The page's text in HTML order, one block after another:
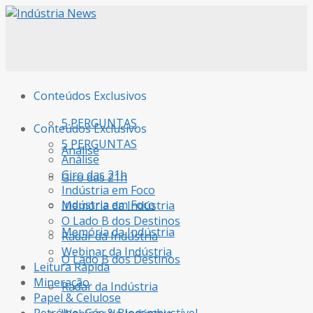
Conteúdos Exclusivos
5 PERGUNTAS
Análise
Giro das 21h
Indústria em Foco
Memória da Indústria
O Lado B dos Destinos
Radar da Indústria
Conteúdos Exclusivos
5 PERGUNTAS
Análise
Giro das 21h
Indústria em Foco
Memória da Indústria
O Lado B dos Destinos
Radar da Indústria
Webinar da Indústria
Leitura Rápida
Mineração
Papel & Celulose